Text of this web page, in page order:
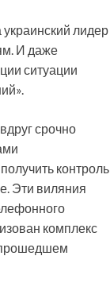
лидер
И даже
ситуации
срочно
контроль
Эти виляния
комплекс
прошедшем